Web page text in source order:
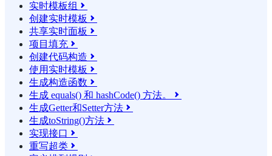
实时模板组 
创建实时模板 
共享实时面板 
项目填充 
创建代码构造 
使用实时模板 
生成构造函数 
生成 equals() 和 hashCode() 方法。 
生成Getter和Setter方法 
生成toString()方法 
实现接口 
重写超类 